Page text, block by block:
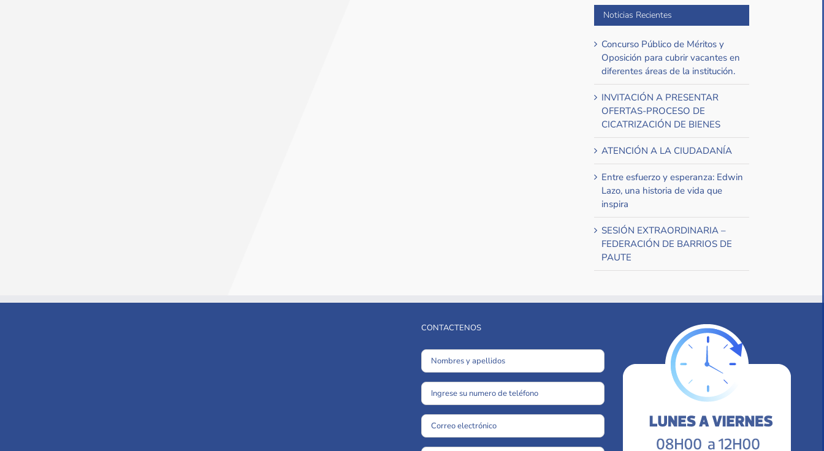
Noticias Recientes
Concurso Público de Méritos y
Oposición para cubrir vacantes en
diferentes áreas de la institución.
INVITACIÓN A PRESENTAR
OFERTAS-PROCESO DE
CICATRIZACIÓN DE BIENES
ATENCIÓN A LA CIUDADANÍA
Entre esfuerzo y esperanza: Edwin
Lazo, una historia de vida que
inspira
SESIÓN EXTRAORDINARIA –
FEDERACIÓN DE BARRIOS DE
PAUTE
CONTACTENOS